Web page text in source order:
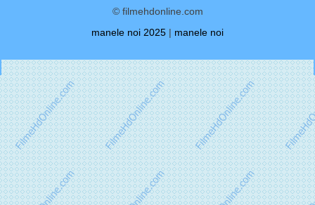
© filmehdonline.com
manele noi 2025 | manele noi